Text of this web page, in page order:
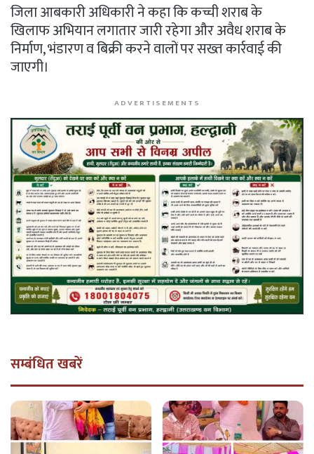
जिला आबकारी अधिकारी ने कहा कि कच्ची शराब के
खिलाफ अभियान लगातार जारी रहेगा और अवैध शराब के
निर्माण, भंडारण व बिक्री करने वालों पर सख्त कार्रवाई की
जाएगी।
ADVERTISEMENTS
सम्बंधित खबरें